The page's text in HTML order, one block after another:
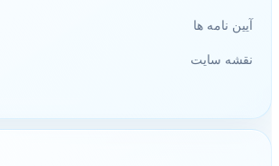
آیین نامه ها
نقشه سایت